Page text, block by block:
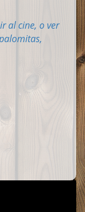
al cine, o ver